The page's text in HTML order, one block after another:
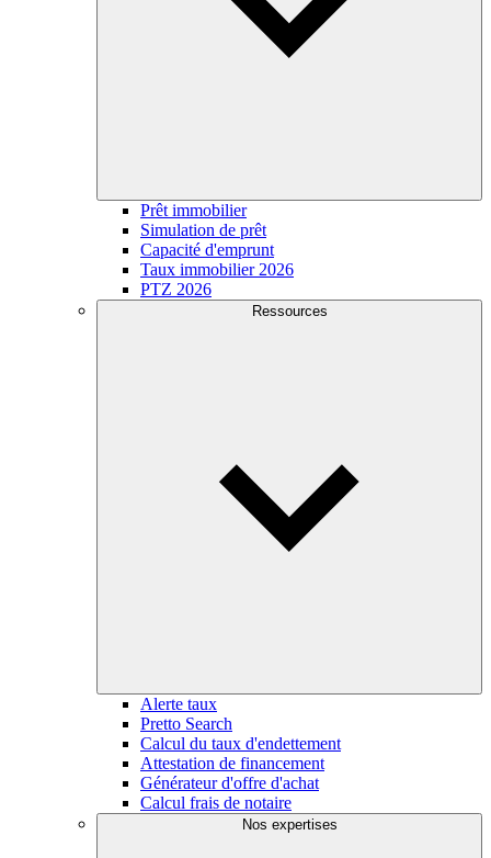
Prêt immobilier
Simulation de prêt
Capacité d'emprunt
Taux immobilier 2026
PTZ 2026
Ressources
Alerte taux
Pretto Search
Calcul du taux d'endettement
Attestation de financement
Générateur d'offre d'achat
Calcul frais de notaire
Nos expertises